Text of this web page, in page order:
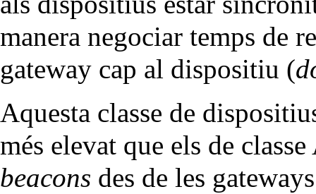
manera negociar temps de
gateway cap al dispositiu (
Aquesta classe de
més elevat que els de
beacons des de les